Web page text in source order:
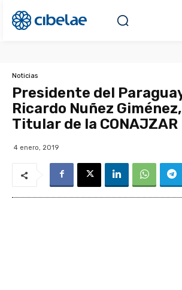
Noticias
Presidente del
Ricardo Nuñez
Titular de la CONAJZAR
4 enero, 2019